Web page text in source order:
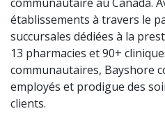
établissements à travers le
succursales dédiées à la
13 pharmacies et 90+
communautaires, Bayshore
employés et prodigue des
clients.